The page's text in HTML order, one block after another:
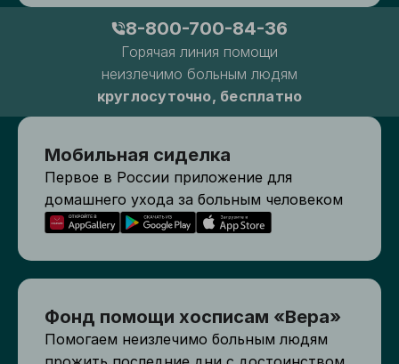
8-800-700-84-36
Горячая линия помощи
неизлечимо больным людям
круглосуточно, бесплатно
Мобильная сиделка
Первое в России приложение для
домашнего ухода за больным человеком
Фонд помощи хосписам «Вера»
Помогаем неизлечимо больным людям